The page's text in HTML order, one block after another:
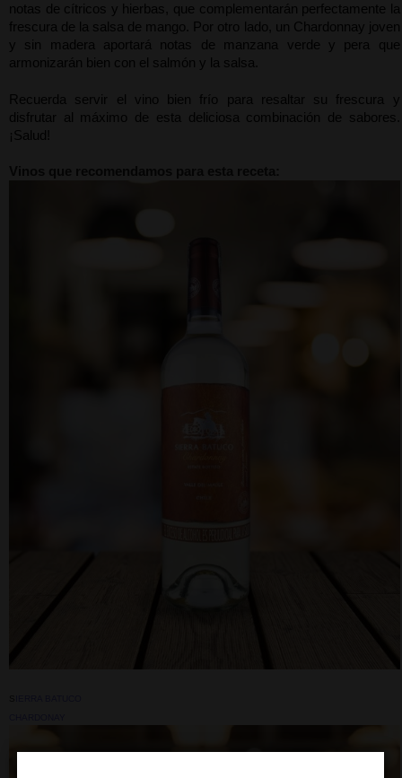
notas de cítricos y hierbas, que complementarán perfectamente la
frescura de la salsa de mango. Por otro lado, un Chardonnay joven
y sin madera aportará notas de manzana verde y pera que
armonizarán bien con el salmón y la salsa.
Recuerda servir el vino bien frío para resaltar su frescura y
disfrutar al máximo de esta deliciosa combinación de sabores.
¡Salud!